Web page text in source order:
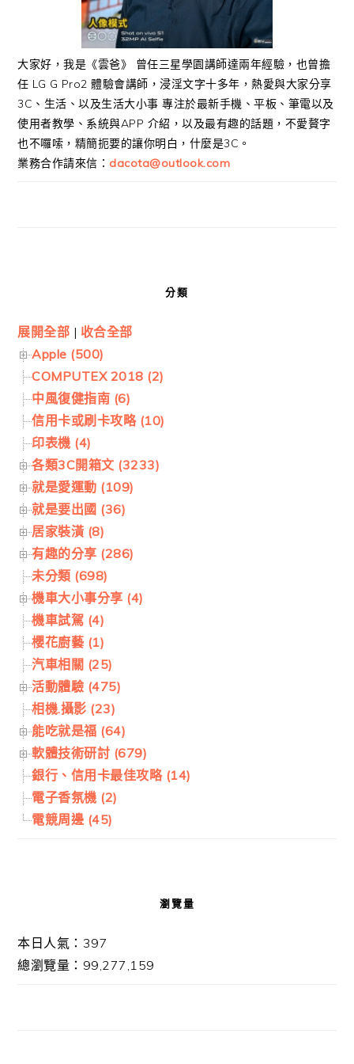
大家好，我是《雲爸》 曾任三星學園講師達兩年經驗，也曾擔
任 LG G Pro2 體驗會講師，浸淫文字十多年，熱愛與大家分享
3C、生活、以及生活大小事 專注於最新手機、平板、筆電以及
使用者教學、系統與APP 介紹，以及最有趣的話題，不愛贅字
也不囉嗦，精簡扼要的讓你明白，什麼是3C。
業務合作請來信： dacota@outlook.com
分類
展開全部 | 收合全部
Apple (500)
COMPUTEX 2018 (2)
中風復健指南 (6)
信用卡或刷卡攻略 (10)
印表機 (4)
各類3C開箱文 (3233)
就是愛運動 (109)
就是要出國 (36)
居家裝潢 (8)
有趣的分享 (286)
未分類 (698)
機車大小事分享 (4)
機車試駕 (4)
櫻花廚藝 (1)
汽車相關 (25)
活動體驗 (475)
相機.攝影 (23)
能吃就是福 (64)
軟體技術研討 (679)
銀行、信用卡最佳攻略 (14)
電子香氛機 (2)
電競周邊 (45)
瀏覽量
本日人氣：397
總瀏覽量：99,277,159